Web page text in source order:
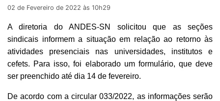
02 de Fevereiro de 2022 às 10h29
A diretoria do ANDES-SN solicitou que as seções
sindicais informem a situação em relação ao retorno às
atividades presenciais nas universidades, institutos e
cefets. Para isso, foi elaborado um formulário, que deve
ser preenchido até dia 14 de fevereiro.
De acordo com a circular 033/2022, as informações serão